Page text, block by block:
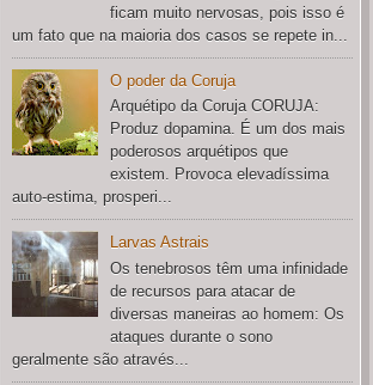
ficam muito nervosas, pois isso é
um fato que na maioria dos casos se repete in...
O poder da Coruja
Arquétipo da Coruja CORUJA:
Produz dopamina. É um dos mais
poderosos arquétipos que
existem. Provoca elevadíssima
auto-estima, prosperi...
Larvas Astrais
Os tenebrosos têm uma infinidade
de recursos para atacar de
diversas maneiras ao homem: Os
ataques durante o sono
geralmente são através...